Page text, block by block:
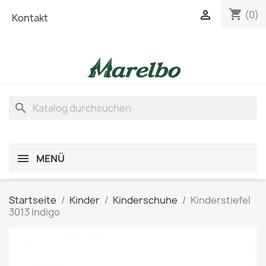
Kontakt shopping_cart (0)

search
MENÜ
Startseite Kinder Kinderschuhe
Kinderstiefel
3013 Indigo